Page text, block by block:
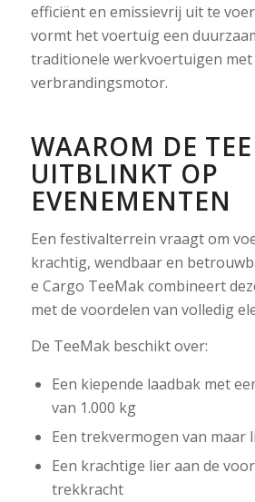
efficiënt en emissievrij uit te
vormt het voertuig een
traditionele werkvoertuigen met
verbrandingsmotor.
WAAROM DE
UITBLINKT OP
EVENEMENTEN
Een festivalterrein vraagt om
krachtig, wendbaar en
e Cargo TeeMak combineert
met de voordelen van volledig
De TeeMak beschikt over:
Een kiepende laadbak met
van 1.000 kg
Een trekvermogen van maar
Een krachtige lier aan de
trekkracht